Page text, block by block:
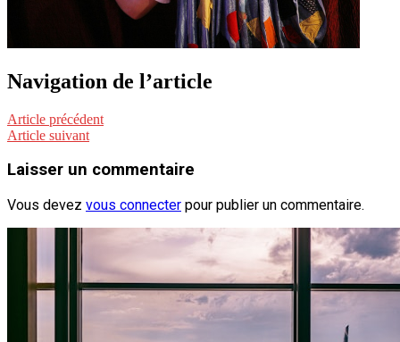
Navigation de l’article
Article précédent
Article suivant
Laisser un commentaire
Vous devez vous connecter pour publier un commentaire.